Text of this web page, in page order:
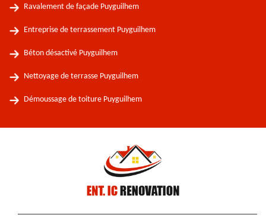
Ravalement de façade Puyguilhem
Entreprise de terrassement Puyguilhem
Béton désactivé Puyguilhem
Nettoyage de terrasse Puyguilhem
Démoussage de toiture Puyguilhem